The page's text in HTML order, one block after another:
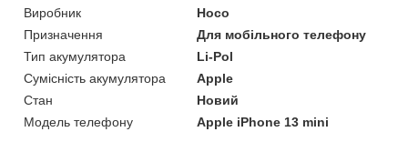
Виробник
Hoco
Призначення
Для мобільного телефону
Тип акумулятора
Li-Pol
Сумісність акумулятора
Apple
Стан
Новий
Модель телефону
Apple iPhone 13 mini